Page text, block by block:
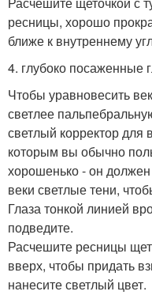
ресницы, хорошо
ближе к внутреннему
4. глубоко посаженные
Чтобы уравновесить
светлее
светлый корректор для
которым вы обычно
хорошенько - он
веки светлые тени,
Глаза тонкой линией
подведите.
Расчешите ресницы
вверх, чтобы придать
нанесите светлый цвет.